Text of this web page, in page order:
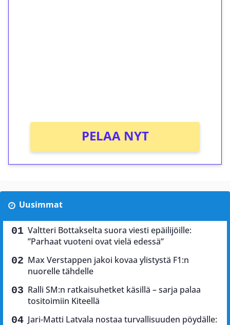
PELAA NYT
Uusimmat
Valtteri Bottakselta suora viesti epäilijöille:
”Parhaat vuoteni ovat vielä edessä”
Max Verstappen jakoi kovaa ylistystä F1:n
nuorelle tähdelle
Ralli SM:n ratkaisuhetket käsillä – sarja palaa
tositoimiin Kiteellä
Jari-Matti Latvala nostaa turvallisuuden pöydälle: